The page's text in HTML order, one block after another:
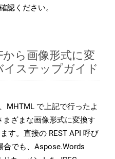
認ください。
ら画像形式に変
ステップガイド
MHTML で上記で行ったよ
まざまな画像形式に変換す
す。直接の REST API 呼び
合でも、Aspose.Words